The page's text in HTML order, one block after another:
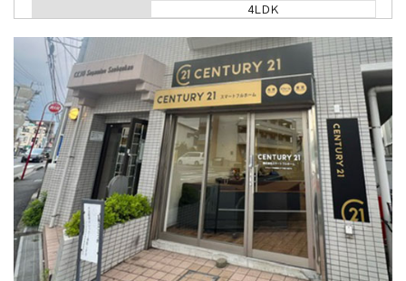
4ＬＤＫ
歩17分
南側道路に面しており日当たり良好。 キッチンから…
第4位
5,480万円
4ＬＤＫ
相模大野駅
バ9分・歩4分
２０１５年６月築、積水ハウス施工住宅です。 南東…
第5位
3,680万円
4ＬＤＫ